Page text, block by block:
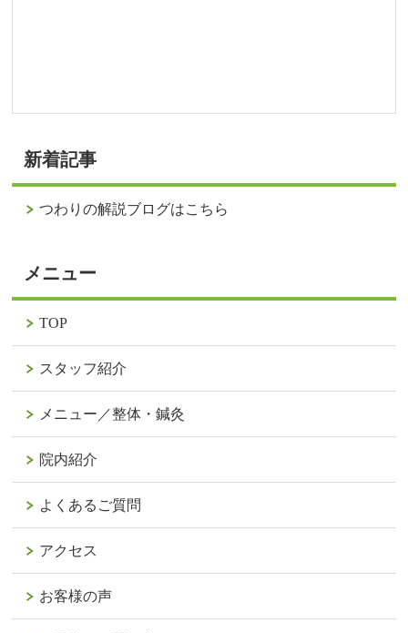
新着記事
つわりの解説ブログはこちら
メニュー
TOP
スタッフ紹介
メニュー／整体・鍼灸
院内紹介
よくあるご質問
アクセス
お客様の声